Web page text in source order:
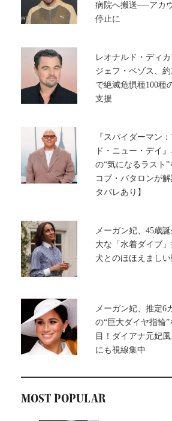
病院へ搬送──アカ
停止に
レオナルド・ディカ
ジェフ・ベゾス、約
で絶滅危惧種100種
支援
『スパイダーマン
ド・ニュー・デイ
の“気になるラスト”
コブ・バタロンが
タバレあり】
メーガン妃、45歳
大な「水着ダイブ
犬とのほほえましい
メーガン妃、推定6
の“巨大ダイヤ指輪
目！ダイアナ元妃
にも視線集中
MOST POPULAR